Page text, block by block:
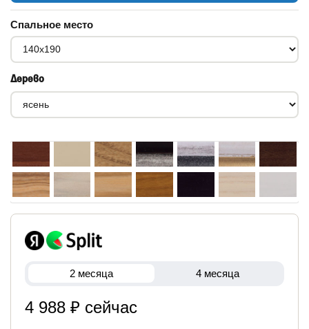
Спальное место
Дерево
2 месяца 4 месяца
4 988 ₽ сейчас